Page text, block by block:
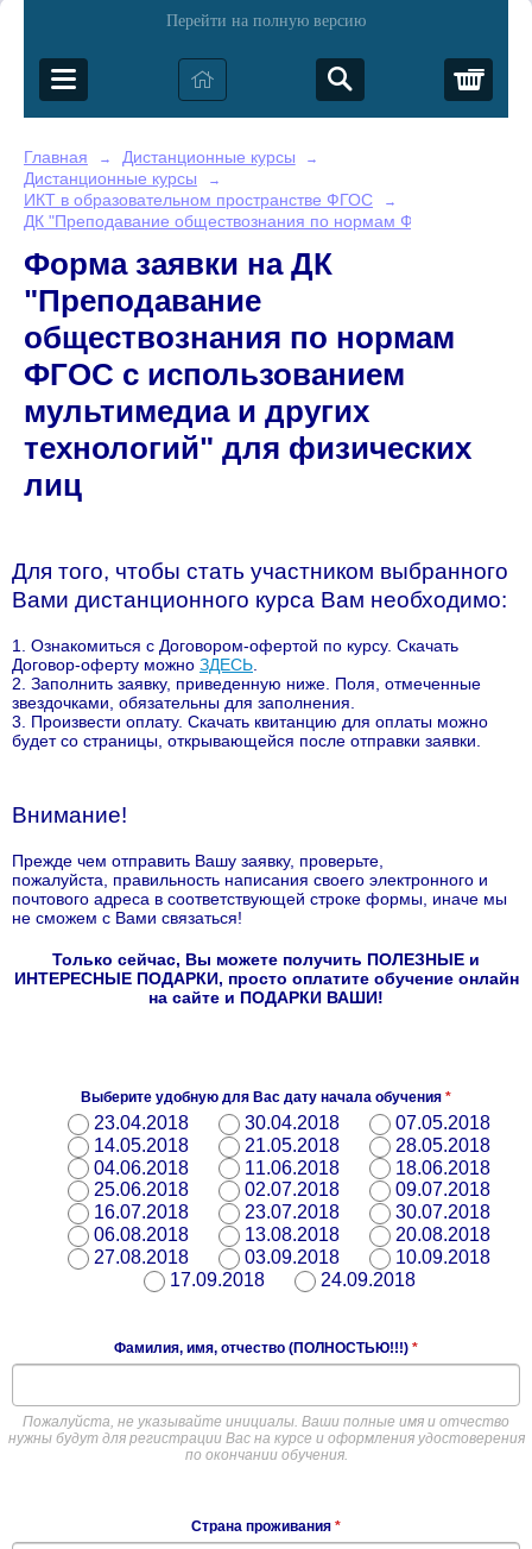
Перейти на полную версию
Главная → Дистанционные курсы →
Дистанционные курсы →
ИКТ в образовательном пространстве ФГОС →
ДК "Преподавание обществознания по нормам ФГОС с
Форма заявки на ДК
"Преподавание
обществознания по нормам
ФГОС с использованием
мультимедиа и других
технологий" для физических
лиц
Для того, чтобы стать участником выбранного
Вами дистанционного курса Вам необходимо:
1. Ознакомиться с Договором-офертой по курсу. Скачать
Договор-оферту можно ЗДЕСЬ.
2. Заполнить заявку, приведенную ниже. Поля, отмеченные
звездочками, обязательны для заполнения.
3. Произвести оплату. Скачать квитанцию для оплаты можно
будет со страницы, открывающейся после отправки заявки.
Внимание!
Прежде чем отправить Вашу заявку, проверьте,
пожалуйста, правильность написания своего электронного и
почтового адреса в соответствующей строке формы, иначе мы
не сможем с Вами связаться!
Только сейчас, Вы можете получить ПОЛЕЗНЫЕ и
ИНТЕРЕСНЫЕ ПОДАРКИ, просто оплатите обучение онлайн
на сайте и ПОДАРКИ ВАШИ!
Выберите удобную для Вас дату начала обучения *
23.04.2018 30.04.2018
07.05.2018
14.05.2018
21.05.2018
28.05.2018
04.06.2018
11.06.2018
18.06.2018
25.06.2018
02.07.2018
09.07.2018
16.07.2018
23.07.2018
30.07.2018
06.08.2018
13.08.2018
20.08.2018
27.08.2018
03.09.2018
10.09.2018
17.09.2018
24.09.2018
Фамилия, имя, отчество (ПОЛНОСТЬЮ!!!) *
Пожалуйста, не указывайте инициалы. Ваши полные имя и отчество
нужны будут для регистрации Вас на курсе и оформления удостоверения
по окончании обучения.
Страна проживания *